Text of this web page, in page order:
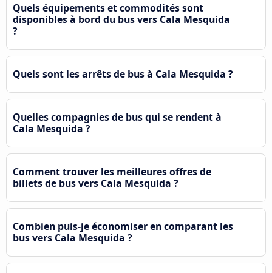
Quels équipements et commodités sont
disponibles à bord du bus vers Cala Mesquida
?
Quels sont les arrêts de bus à Cala Mesquida ?
Quelles compagnies de bus qui se rendent à
Cala Mesquida ?
Comment trouver les meilleures offres de
billets de bus vers Cala Mesquida ?
Combien puis-je économiser en comparant les
bus vers Cala Mesquida ?